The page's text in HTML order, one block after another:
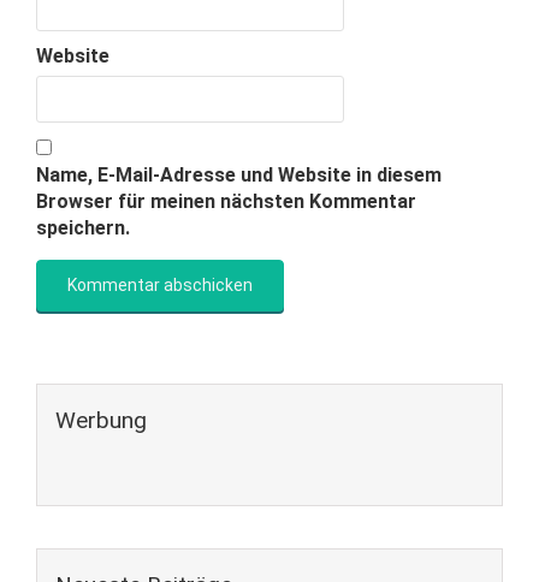
Website
Name, E-Mail-Adresse und Website in diesem
Browser für meinen nächsten Kommentar
speichern.
Werbung